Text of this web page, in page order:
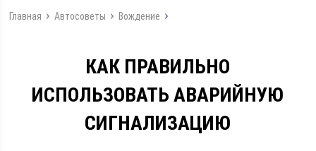
Главная Автосоветы Вождение
КАК ПРАВИЛЬНО
ИСПОЛЬЗОВАТЬ АВАРИЙНУЮ
СИГНАЛИЗАЦИЮ